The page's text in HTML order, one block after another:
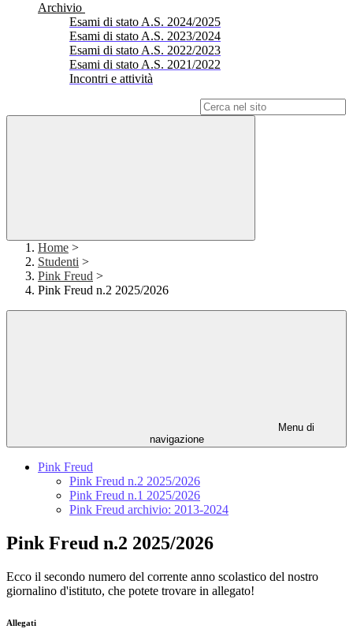
Archivio
Esami di stato A.S. 2024/2025
Esami di stato A.S. 2023/2024
Esami di stato A.S. 2022/2023
Esami di stato A.S. 2021/2022
Incontri e attività
Home >
Studenti >
Pink Freud >
Pink Freud n.2 2025/2026
Menu di
navigazione
Pink Freud
Pink Freud n.2 2025/2026
Pink Freud n.1 2025/2026
Pink Freud archivio: 2013-2024
Pink Freud n.2 2025/2026
Ecco il secondo numero del corrente anno scolastico del nostro
giornalino d'istituto, che potete trovare in allegato!
Allegati